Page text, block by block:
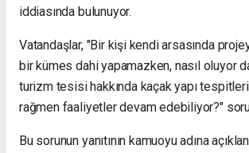
iddiasında bulunuyor.
Vatandaşlar, "Bir kişi kendi arsasında
bir kümes dahi yapamazken, nasıl oluyor
turizm tesisi hakkında kaçak yapı tespitleri
rağmen faaliyetler devam edebiliyor?"
Bu sorunun yanıtının kamuoyu adına